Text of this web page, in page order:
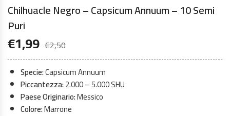
Chilhuacle Negro – Capsicum Annuum – 10 Semi
Puri
€2,50
€1,99
Specie:Capsicum Annuum
Piccantezza:2.000 – 5.000 SHU
Paese Originario:Messico
Colore:Marrone